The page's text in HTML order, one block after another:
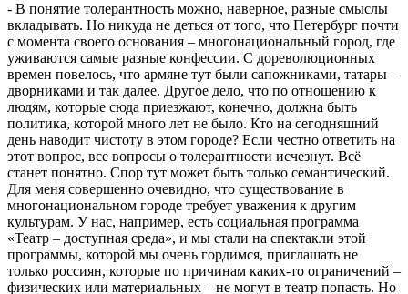
- В понятие толерантность можно, наверное, разные смыслы
вкладывать. Но никуда не деться от того, что Петербург почти
с момента своего основания – многонациональный город, где
уживаются самые разные конфессии. С дореволюционных
времен повелось, что армяне тут были сапожниками, татары –
дворниками и так далее. Другое дело, что по отношению к
людям, которые сюда приезжают, конечно, должна быть
политика, которой много лет не было. Кто на сегодняшний
день наводит чистоту в этом городе? Если честно ответить на
этот вопрос, все вопросы о толерантности исчезнут. Всё
станет понятно. Спор тут может быть только семантический.
Для меня совершенно очевидно, что существование в
многонациональном городе требует уважения к другим
культурам. У нас, например, есть социальная программа
«Театр – доступная среда», и мы стали на спектакли этой
программы, которой мы очень гордимся, приглашать не
только россиян, которые по причинам каких-то ограничений –
физических или материальных – не могут в театр попасть. Но